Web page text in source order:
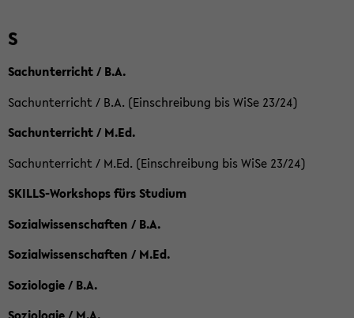
S
Sachunterricht / B.A.
Sachunterricht / B.A. (Einschreibung bis WiSe 23/24)
Sachunterricht / M.Ed.
Sachunterricht / M.Ed. (Einschreibung bis WiSe 23/24)
SKILLS-Workshops fürs Studium
Sozialwissenschaften / B.A.
Sozialwissenschaften / M.Ed.
Soziologie / B.A.